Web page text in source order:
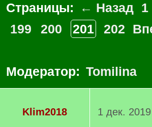
Страницы: ← Назад 1
199
200 201 202
Модератор: Tomilina
Klim2018
1 дек.